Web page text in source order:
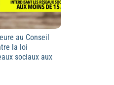
au Conseil
la loi
sociaux aux